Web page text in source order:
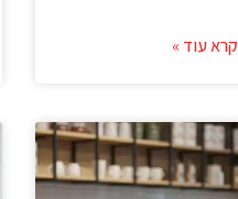
קרא עוד »